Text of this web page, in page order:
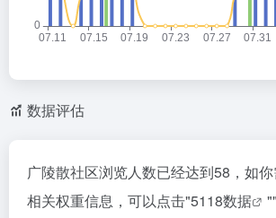
数据评估
广陵散社区浏览人数已经达到58，如
相关权重信息，可以点击"5118数据 ""